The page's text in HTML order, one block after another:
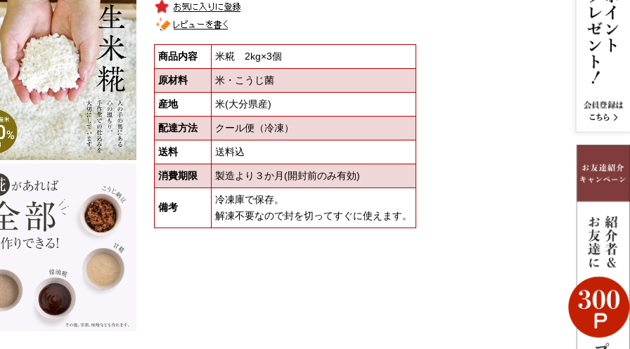
商品内容 米糀 2kg×3個
原材料 米・こうじ菌
産地 米(大分県産)
配達方法 クール便（冷凍）
送料 送料込
消費期限 製造より３か月(開封前のみ有効)
備考
冷凍庫で保存。
解凍不要なので封を切ってすぐに使えます。